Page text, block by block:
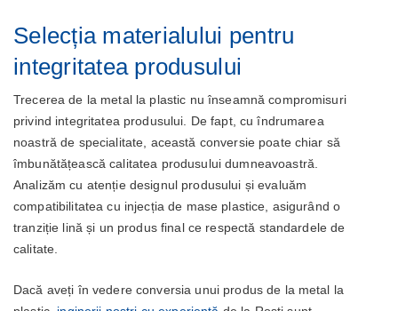
Selecția materialului pentru
integritatea produsului
Trecerea de la metal la plastic nu înseamnă compromisuri
privind integritatea produsului. De fapt, cu îndrumarea
noastră de specialitate, această conversie poate chiar să
îmbunătățească calitatea produsului dumneavoastră.
Analizăm cu atenție designul produsului și evaluăm
compatibilitatea cu injecția de mase plastice, asigurând o
tranziție lină și un produs final ce respectă standardele de
calitate.
Dacă aveți în vedere conversia unui produs de la metal la